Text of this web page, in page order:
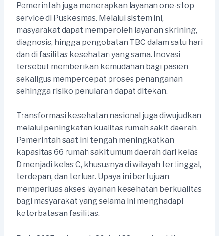
Pemerintah juga menerapkan layanan one-stop
service di Puskesmas. Melalui sistem ini,
masyarakat dapat memperoleh layanan skrining,
diagnosis, hingga pengobatan TBC dalam satu hari
dan di fasilitas kesehatan yang sama. Inovasi
tersebut memberikan kemudahan bagi pasien
sekaligus mempercepat proses penanganan
sehingga risiko penularan dapat ditekan.
Transformasi kesehatan nasional juga diwujudkan
melalui peningkatan kualitas rumah sakit daerah.
Pemerintah saat ini tengah meningkatkan
kapasitas 66 rumah sakit umum daerah dari kelas
D menjadi kelas C, khususnya di wilayah tertinggal,
terdepan, dan terluar. Upaya ini bertujuan
memperluas akses layanan kesehatan berkualitas
bagi masyarakat yang selama ini menghadapi
keterbatasan fasilitas.